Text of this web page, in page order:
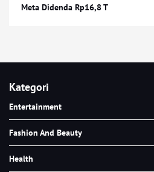
Meta Didenda Rp16,8 T
Kategori
Entertainment
Fashion And Beauty
Health